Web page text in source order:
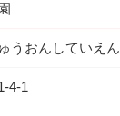
うおんしていえん
4-1